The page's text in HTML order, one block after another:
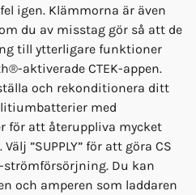
igen. Klämmorna är även
du av misstag gör så att de
till ytterligare funktioner
aktiverade CTEK-appen.
och rekonditionera ditt
litiumbatterier med
för att återuppliva mycket
”SUPPLY” för att göra CS
strömförsörjning. Du kan
och amperen som laddaren